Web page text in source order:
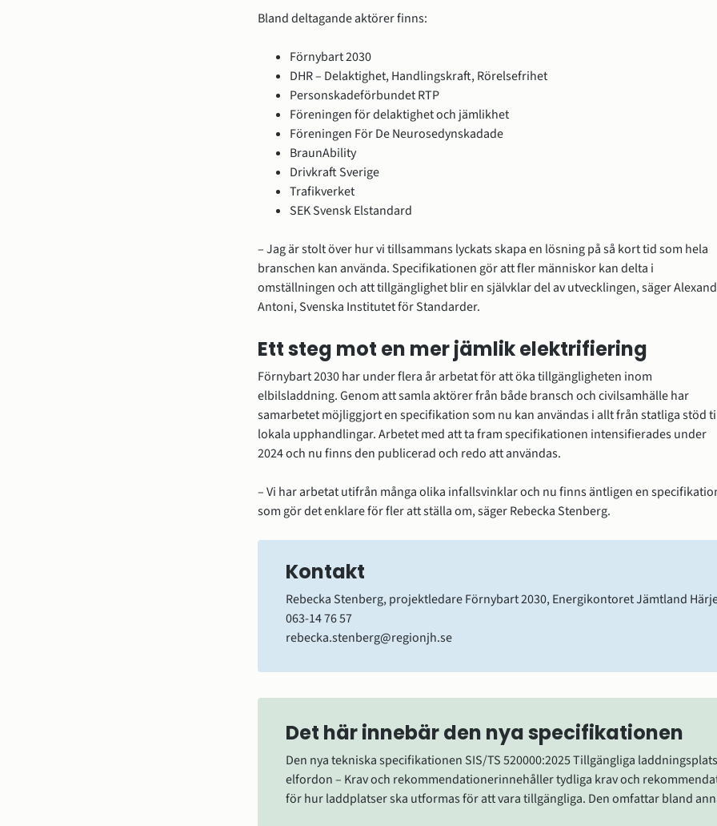
Bland deltagande aktörer finns:
Förnybart 2030
DHR – Delaktighet, Handlingskraft, Rörelsefrihet
Personskadeförbundet RTP
Föreningen för delaktighet och jämlikhet
Föreningen För De Neurosedynskadade
BraunAbility
Drivkraft Sverige
Trafikverket
SEK Svensk Elstandard
– Jag är stolt över hur vi tillsammans lyckats skapa en lösning på så kort tid som hela
branschen kan använda. Specifikationen gör att fler människor kan delta i
omställningen och att tillgänglighet blir en självklar del av utvecklingen, säger
Antoni, Svenska Institutet för Standarder.
Ett steg mot en mer jämlik elektrifiering
Förnybart 2030 har under flera år arbetat för att öka tillgängligheten inom
elbilsladdning. Genom att samla aktörer från både bransch och civilsamhälle har
samarbetet möjliggjort en specifikation som nu kan användas i allt från statliga stöd
lokala upphandlingar. Arbetet med att ta fram specifikationen intensifierades under
2024 och nu finns den publicerad och redo att användas.
– Vi har arbetat utifrån många olika infallsvinklar och nu finns äntligen en
som gör det enklare för fler att ställa om, säger Rebecka Stenberg.
Kontakt
Rebecka Stenberg, projektledare Förnybart 2030, Energikontoret Jämtland
063-14 76 57
rebecka.stenberg@regionjh.se
Det här innebär den nya specifikationen
Den nya tekniska specifikationen SIS/TS 520000:2025 Tillgängliga
elfordon – Krav och rekommendationerinnehåller tydliga krav och
för hur laddplatser ska utformas för att vara tillgängliga. Den omfattar bland